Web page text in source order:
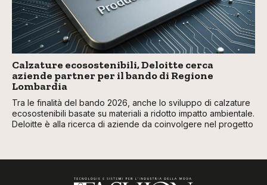
Calzature ecosostenibili, Deloitte cerca
aziende partner per il bando di Regione
Lombardia
Tra le finalità del bando 2026, anche lo sviluppo di calzature
ecosostenibili basate su materiali a ridotto impatto ambientale.
Deloitte è alla ricerca di aziende da coinvolgere nel progetto